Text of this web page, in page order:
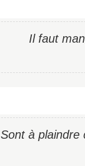
Il faut
Sont à plaindre